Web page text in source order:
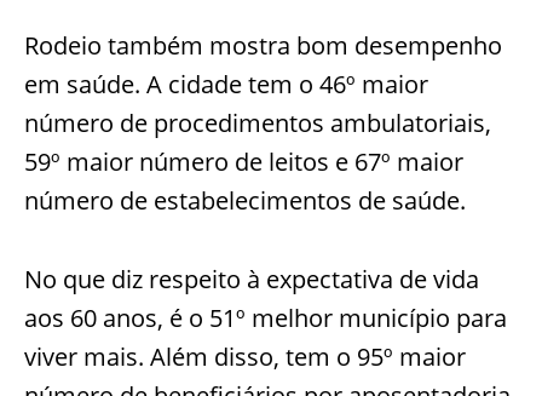
Rodeio também mostra bom desempenho
em saúde. A cidade tem o 46º maior
número de procedimentos ambulatoriais,
59º maior número de leitos e 67º maior
número de estabelecimentos de saúde.
No que diz respeito à expectativa de vida
aos 60 anos, é o 51º melhor município para
viver mais. Além disso, tem o 95º maior